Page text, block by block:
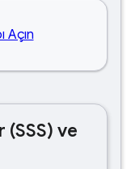
(SSS) ve